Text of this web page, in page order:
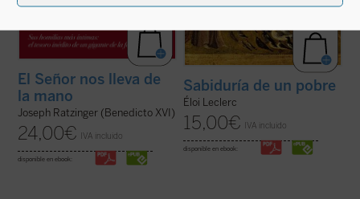
El Señor nos lleva de
la mano
Joseph Ratzinger (Benedicto XVI)
24,00€ IVA incluido
disponible en ebook:
Sabiduría de un pobre
Éloi Leclerc
15,00€ IVA incluido
disponible en ebook: